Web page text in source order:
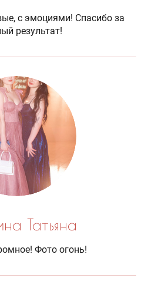
с эмоциями! Спасибо за
результат!
Татьяна
Фото огонь!